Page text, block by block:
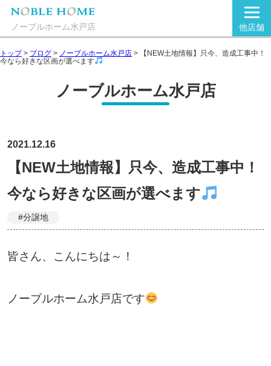
ノーブルホーム水戸店 他店舗
トップ> ブログ > ノーブルホーム水戸店 >
【NEW土地情報】只今、造成工事中！
今なら好きな区画が選べます
ノーブルホーム水戸店
2021.12.16
【NEW土地情報】只今、造成工事中！
今なら好きな区画が選べます
#分譲地
皆さん、こんにちは～！
ノーブルホーム水戸店です